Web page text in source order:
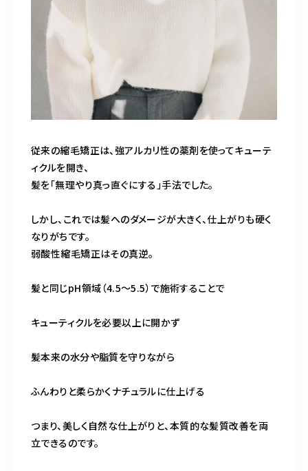
従来の縮毛矯正は、強アルカリ性の薬剤を使ってキューテ
ィクルを開き、
髪を「無理やり真っ直ぐにする」手法でした。
しかし、これでは髪へのダメージが大きく、仕上がりも硬く
なりがちです。
弱酸性縮毛矯正はその真逆。
髪と同じpH領域（4.5〜5.5）で施術することで
キューティクルを必要以上に開かず
髪本来の水分や脂質を守りながら
ふんわりと柔らかくナチュラルに仕上げる
つまり、美しく自然な仕上がりと、本質的な髪質改善を両
立できるのです。